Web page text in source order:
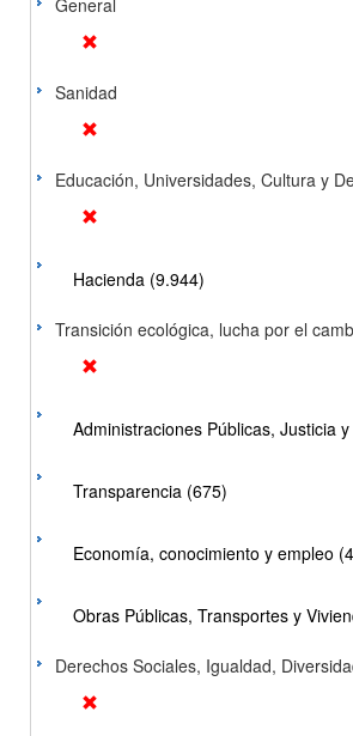
General
Sanidad
Educación, Universidades, Cultura y
Hacienda (9.944)
Transición ecológica, lucha por el
Administraciones Públicas, Justicia
Transparencia (675)
Economía, conocimiento y empleo
Obras Públicas, Transportes y
Derechos Sociales, Igualdad,